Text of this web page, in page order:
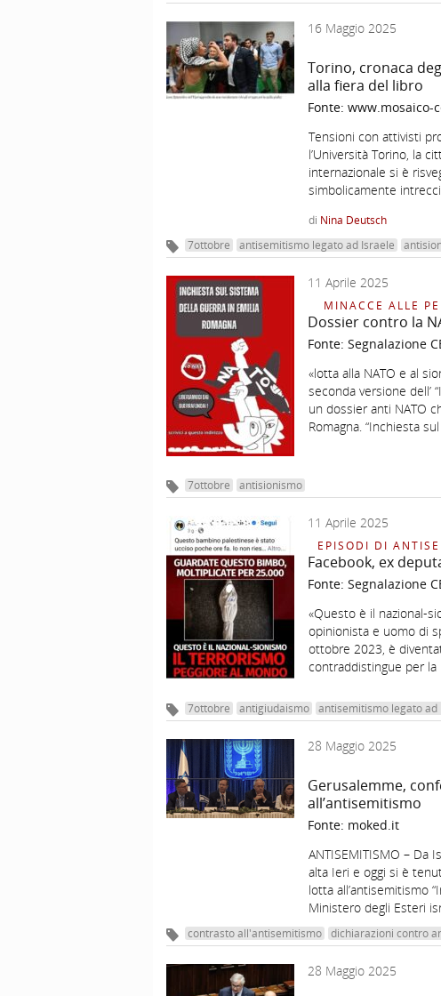
16 Maggio 2025
Torino, cronaca
alla fiera del libro
Fonte: www.mosaico-
Tensioni con attivisti
l’Università Torino, la
internazionale si è
simbolicamente
di Nina Deutsch
7ottobre antisemitismo legato ad Israele
11 Aprile 2025
MINACCE ALLE
Dossier contro la
Fonte: Segnalazione
«lotta alla NATO e al
seconda versione dell’
un dossier anti NATO
Romagna. “Inchiesta
7ottobre antisionismo
11 Aprile 2025
EPISODI DI
Facebook, ex
Fonte: Segnalazione
«Questo è il nazional-
opinionista e uomo di
ottobre 2023, è
contraddistingue per la
7ottobre antigiudaismo antisemitismo legato ad
28 Maggio 2025
Gerusalemme,
all’antisemitismo
Fonte: moked.it
ANTISEMITISMO – Da
alta Ieri e oggi si è
lotta all’antisemitismo
Ministero degli Esteri
contrasto all'antisemitismo dichiarazioni contro
28 Maggio 2025